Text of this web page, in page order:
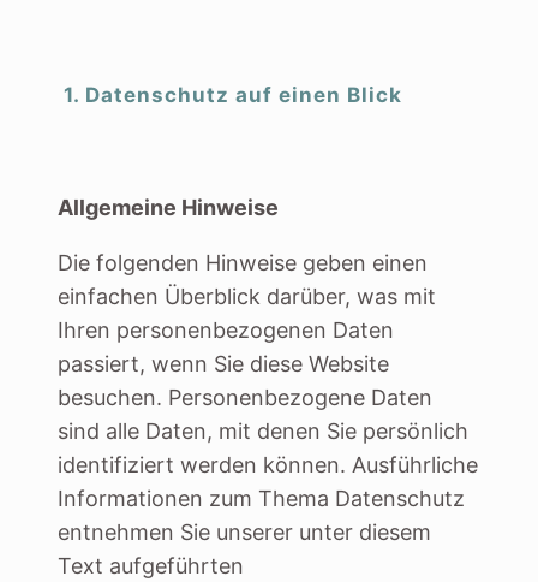
1. Datenschutz auf einen Blick
Allgemeine Hinweise
Die folgenden Hinweise geben einen
einfachen Überblick darüber, was mit
Ihren personenbezogenen Daten
passiert, wenn Sie diese Website
besuchen. Personenbezogene Daten
sind alle Daten, mit denen Sie persönlich
identifiziert werden können. Ausführliche
Informationen zum Thema Datenschutz
entnehmen Sie unserer unter diesem
Text aufgeführten